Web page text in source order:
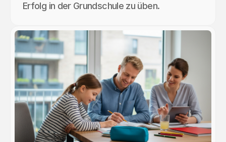
Erfolg in der Grundschule zu üben.